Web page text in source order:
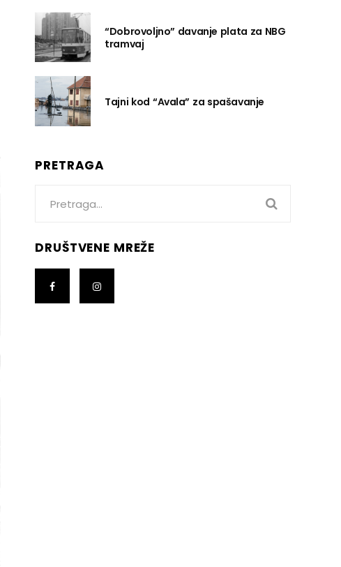
“Dobrovoljno” davanje plata za NBG
tramvaj
Tajni kod “Avala” za spašavanje
PRETRAGA
for:
DRUŠTVENE MREŽE